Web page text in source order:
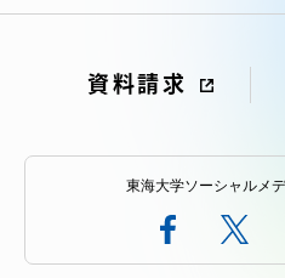
資料請求
東海大学ソーシャルメ